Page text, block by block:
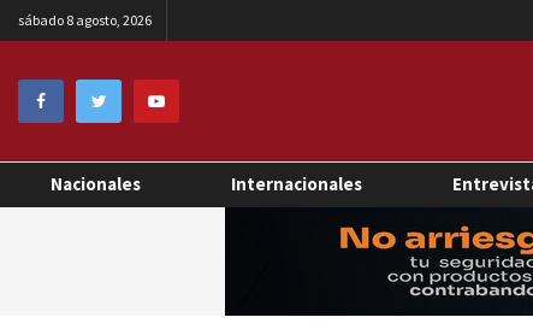
sábado 8 agosto, 2026
Nacionales Internacionales